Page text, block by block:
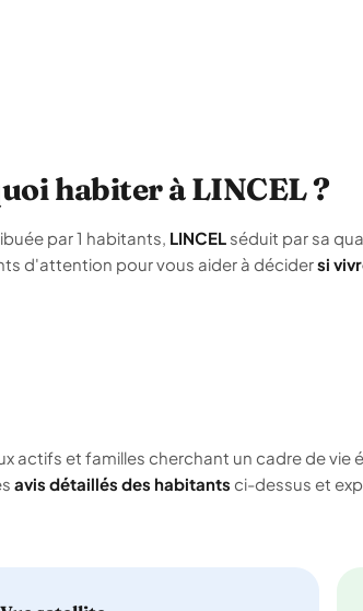
habiter à LINCEL ?
par 1 habitants, LINCEL séduit par sa
d'attention pour vous aider à décidersi
actifs et familles cherchant un cadre de vie
avis détaillés des habitants ci-dessus et